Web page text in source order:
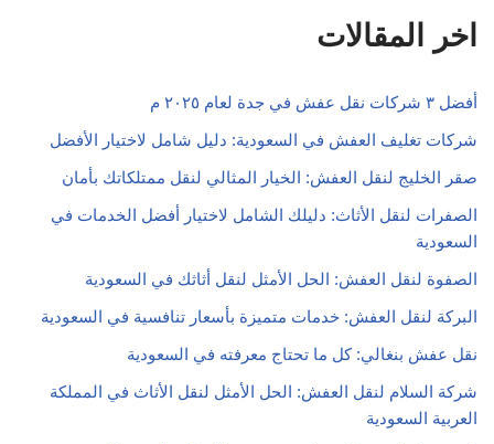
اخر المقالات
أفضل ٣ شركات نقل عفش في جدة لعام ٢٠٢٥ م
شركات تغليف العفش في السعودية: دليل شامل لاختيار الأفضل
صقر الخليج لنقل العفش: الخيار المثالي لنقل ممتلكاتك بأمان
الصفرات لنقل الأثاث: دليلك الشامل لاختيار أفضل الخدمات في
السعودية
الصفوة لنقل العفش: الحل الأمثل لنقل أثاثك في السعودية
البركة لنقل العفش: خدمات متميزة بأسعار تنافسية في السعودية
نقل عفش بنغالي: كل ما تحتاج معرفته في السعودية
شركة السلام لنقل العفش: الحل الأمثل لنقل الأثاث في المملكة
العربية السعودية